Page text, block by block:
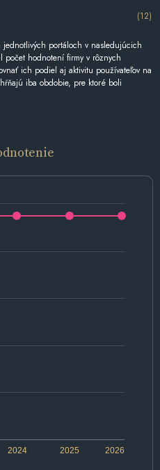
(12)
portáloch v nasledujúcich
počet hodnotení firmy v rôznych
ich podiel aj aktivitu používateľov na
iba obdobie, pre ktoré boli
2024 2026
2025